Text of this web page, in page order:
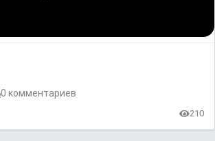
0 комментариев
210